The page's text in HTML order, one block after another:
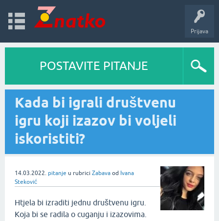
Prijava
POSTAVITE PITANJE
Kada bi igrali društvenu
igru koji izazov bi voljeli
iskoristiti?
14.03.2022. pitanje u rubrici Zabava od Ivana
Steković
Htjela bi izraditi jednu društvenu igru.
Koja bi se radila o cuganju i izazovima.